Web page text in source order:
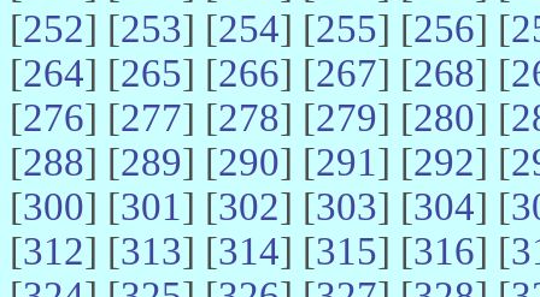
[252] [253] [254] [255] [256] [
[264] [265] [266] [267] [268] [
[276] [277] [278] [279] [280] [
[288] [289] [290] [291] [292] [
[300] [301] [302] [303] [304] [
[312] [313] [314] [315] [316] [